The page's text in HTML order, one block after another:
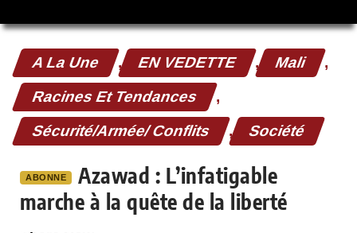
A La Une , EN VEDETTE , Mali ,
Racines Et Tendances ,
Sécurité/Armée/ Conflits , Société
ABONNE
Azawad : L’infatigable
marche à la quête de la liberté